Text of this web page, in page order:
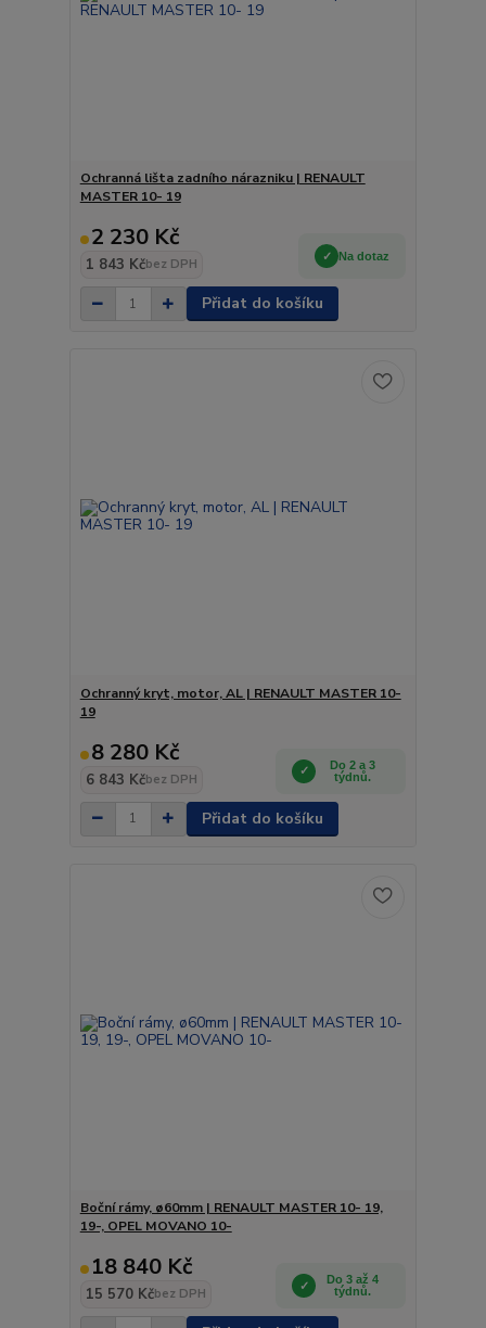
Ochranná lišta zadního nárazniku | RENAULT
MASTER 10- 19
2 230 Kč
1 843 Kčbez DPH
Na dotaz
Přidat do košíku
Ochranný kryt, motor, AL | RENAULT MASTER 10-
19
8 280 Kč
6 843 Kčbez DPH
Do 2 a 3
týdnů.
Přidat do košíku
Boční rámy, ø60mm | RENAULT MASTER 10- 19,
19-, OPEL MOVANO 10-
18 840 Kč
15 570 Kčbez DPH
Do 3 až 4
týdnů.